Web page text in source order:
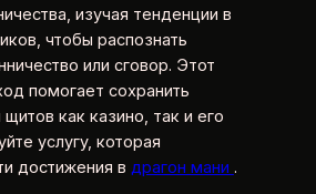
изучая тенденции в
чтобы распознать
или сговор. Этот
помогает сохранить
щитов как казино, так и его
услугу, которая
достижения в драгон мани .